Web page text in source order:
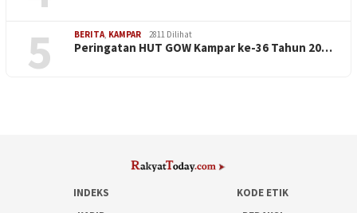
5 BERITA KAMPAR 2811 Dilihat
Peringatan HUT GOW Kampar ke-36 Tahun 20…
INDEKS
KODE ETIK